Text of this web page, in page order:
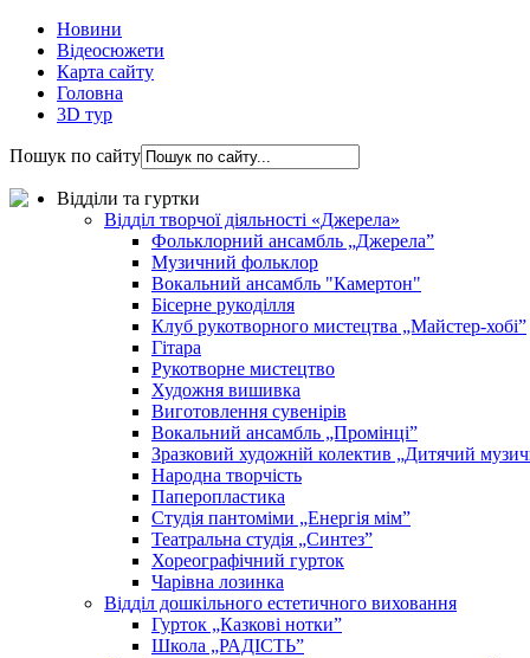
Новини
Відеосюжети
Карта сайту
Головна
3D тур
Пошук по сайту
Відділи та гуртки
Відділ творчої діяльності «Джерела»
Фольклорний ансамбль „Джерела”
Музичний фольклор
Вокальний ансамбль "Камертон"
Бісерне рукоділля
Клуб рукотворного мистецтва „Майстер-хобі”
Гітара
Рукотворне мистецтво
Художня вишивка
Виготовлення сувенірів
Вокальний ансамбль „Промінці”
Зразковий художній колектив „Дитячий
Народна творчість
Паперопластика
Студія пантоміми „Енергія мім”
Театральна студія „Синтез”
Хореографічний гурток
Чарівна лозинка
Відділ дошкільного естетичного виховання
Гурток „Казкові нотки”
Школа „РАДІСТЬ”